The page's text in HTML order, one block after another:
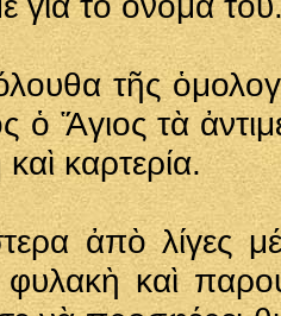
τῆς
ὁ Ἅγιος τὰ
καρτερία.
ἀπὸ λίγες
καὶ